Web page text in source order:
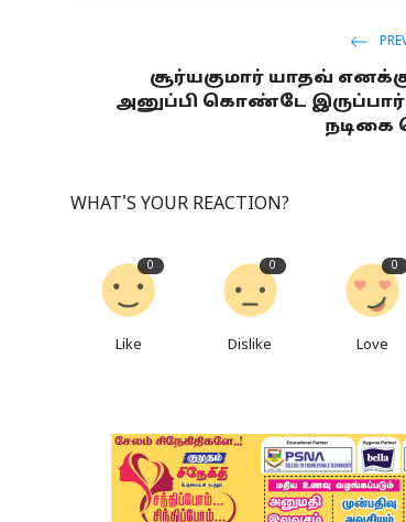
சூர்யகுமார் யாதவ்
அனுப்பி கொண்டே இருப்பார்:
நடிகை
WHAT'S YOUR REACTION?
0
Like
0
Dislike
0
Love